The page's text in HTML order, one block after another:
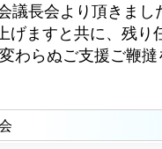
議長会より頂きま
げますと共に、残り
わらぬご支援ご鞭